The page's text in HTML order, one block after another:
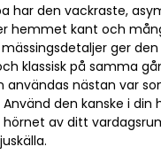
har den vackraste,
hemmet kant och
ger
klassisk på samma
användas nästan var
den kanske i din
av ditt